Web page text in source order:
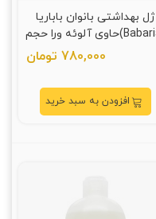
ژل بهداشتی بانوان باباریا
(Babaria)حاوی آلوئه ورا حجم
780,000 تومان
افزودن به سبد خرید